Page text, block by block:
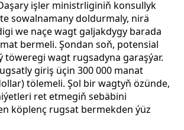
işler ministrliginiň konsullyk
sowalnamany doldurmaly, nirä
we naçe wagt galjakdygy barada
bermeli. Şondan soň, potensial
töweregi wagt rugsadyna garaşýar.
giriş üçin 300 000 manat
tölemeli. Şol bir wagtyň özünde,
ret etmegiň sebäbini
köplenç rugsat bermekden ýüz